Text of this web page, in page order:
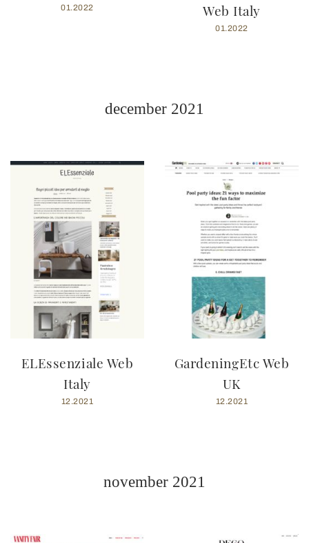
01.2022
Web Italy
01.2022
december 2021
ELEssenziale Web
Italy
12.2021
GardeningEtc Web
UK
12.2021
november 2021